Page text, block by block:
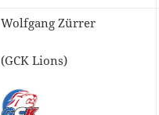
Wolfgang Zürrer
(GCK Lions)